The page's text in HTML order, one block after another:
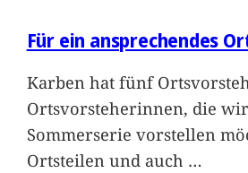
Für ein ansprechendes
Karben hat fünf
Ortsvorsteherinnen, die
Sommerserie vorstellen
Ortsteilen und auch …